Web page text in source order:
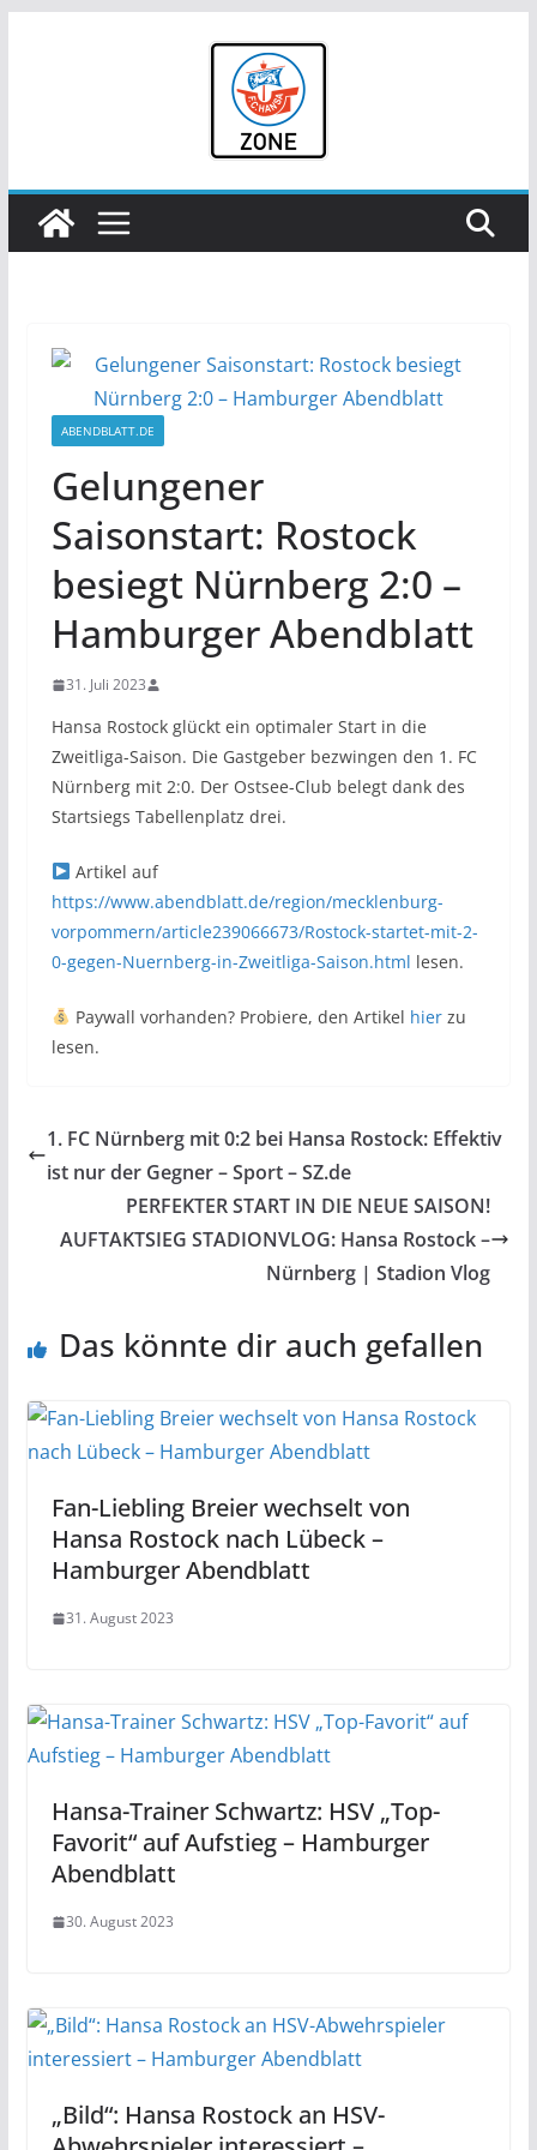
ABENDBLATT.DE
Gelungener
Saisonstart: Rostock
besiegt Nürnberg 2:0 –
Hamburger Abendblatt
31. Juli 2023
Hansa Rostock glückt ein optimaler Start in die
Zweitliga-Saison. Die Gastgeber bezwingen den 1. FC
Nürnberg mit 2:0. Der Ostsee-Club belegt dank des
Startsiegs Tabellenplatz drei.
Artikel auf
https://www.abendblatt.de/region/mecklenburg-
vorpommern/article239066673/Rostock-startet-mit-2-
0-gegen-Nuernberg-in-Zweitliga-Saison.html lesen.
Paywall vorhanden? Probiere, den Artikel hierzu
lesen.
1. FC Nürnberg mit 0:2 bei Hansa Rostock: Effektiv
ist nur der Gegner – Sport – SZ.de
PERFEKTER START IN DIE NEUE SAISON!
AUFTAKTSIEG STADIONVLOG: Hansa Rostock –
Nürnberg | Stadion Vlog
Das könnte dir auch gefallen
Fan-Liebling Breier wechselt von
Hansa Rostock nach Lübeck –
Hamburger Abendblatt
31. August 2023
Hansa-Trainer Schwartz: HSV „Top-
Favorit“ auf Aufstieg – Hamburger
Abendblatt
30. August 2023
„Bild“: Hansa Rostock an HSV-